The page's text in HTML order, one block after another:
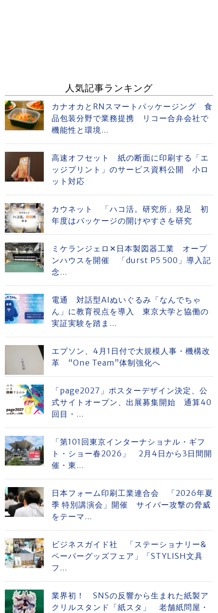
人気記事ランキング
カナオカとRNスマートパッケージング 食
品包装分野で業務提携 リコー合弁会社で
機能性と環境...
高速オフセット 紙の断面に印刷する「エ
ッジプリント」のサービス資料公開 小ロ
ット対応
カウネット 「ハコ活。研究所」発足 初
年度はパッケージの開けやすさを研究
ミケランジェロ✕日本製図器工業 オープ
ンハウスを開催 「durst P5 500」導入記
念...
電通 対話型AIぬいぐるみ「なんでちゃ
ん」に教育視点を導入 東京大学と協働の
実証実験を踏ま...
エプソン、4月1日付で大規模人事・機構改
革 “One Team”体制強化へ
「page2027」ポスターデザイン決定、公
式サイトオープン、出展募集開始 通算40
回目・...
「第101回東京インターナショナル・ギフ
ト・ショー春2026」 2月4日から3日間開
催・東...
日本フォーム印刷工業連合会 「2026年夏
季 特別講演会」開催 サイバー攻撃の脅威
をテーマ...
ビジネスガイド社 「ステーショナリー&
ペーパーグッズフェア」「STYLISH文具
フ...
業界初！ SNSの反響から生まれた紙製ア
クリルスタンド「紙スタ」 老舗紙問屋・